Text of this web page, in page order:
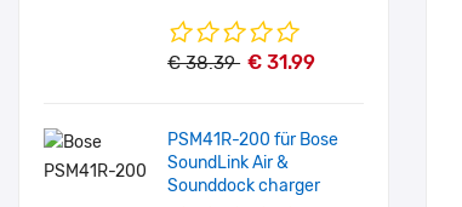
€ 38.39 € 31.99
PSM41R-200 für Bose
SoundLink Air &
Sounddock charger